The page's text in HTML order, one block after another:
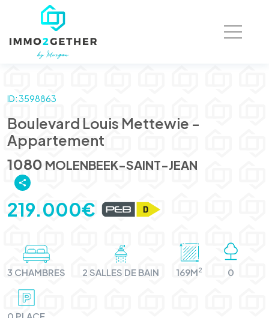
ID: 3598863
Boulevard Louis Mettewie -
Appartement
1080 MOLENBEEK-SAINT-JEAN
219.000€
3 CHAMBRES 2 SALLES DE BAIN 169M2 0